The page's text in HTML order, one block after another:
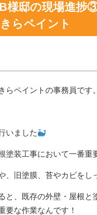
様邸の現場進捗
らペイント
らペイントの事務員です。
いました
塗装工事において一番重
、旧塗膜、苔やカビをし
と、既存の外壁・屋根
要な作業なんです！